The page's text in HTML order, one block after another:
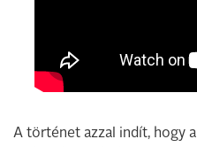
A történet azzal indít, hogy